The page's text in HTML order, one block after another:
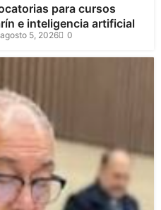
para cursos
e inteligencia artificial
agosto 5, 2026 0